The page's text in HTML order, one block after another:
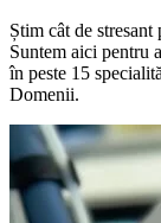
Știm cât de stresant
Suntem aici pentru
în peste 15
Domenii.